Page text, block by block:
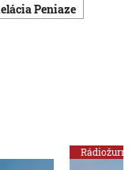
relácia Peniaze
Rádiožurnál